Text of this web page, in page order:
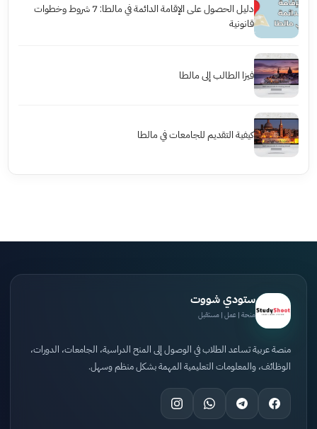
دليل الحصول على الإقامة الدائمة في مالطا: 7 شروط وخطوات
قانونية
فيزا الطالب إلى مالطا
كيفية التقديم للجامعات في مالطا
ستودي شووت
منحة | عمل | مستقبل
منصة عربية تساعد الطلاب في الوصول إلى المنح الدراسية، الجامعات، الدورات،
الوظائف، والمعلومات التعليمية المهمة بشكل منظم وسهل.